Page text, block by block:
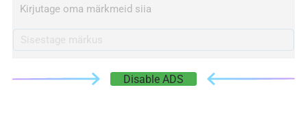
Kirjutage oma märkmeid siia
Disable ADS